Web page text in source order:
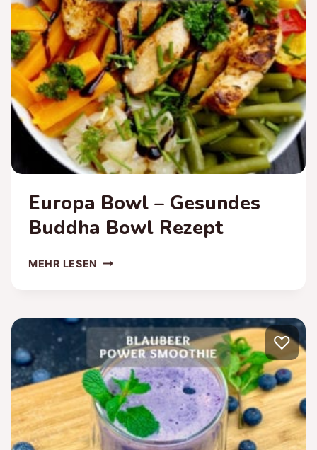
SANDWICH
REZEPT
Europa Bowl – Gesundes
Buddha Bowl Rezept
MEHR LESEN EUROPA
BUDDHA
BOWL
REZEPT
♡